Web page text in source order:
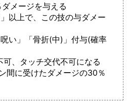
メージを与える
以上で、この技の与ダメー
い」「骨折(中)」付与(確率
、タッチ交代不可になる
間に受けたダメージの30％